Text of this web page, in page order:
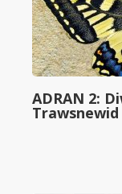
ADRAN 2: